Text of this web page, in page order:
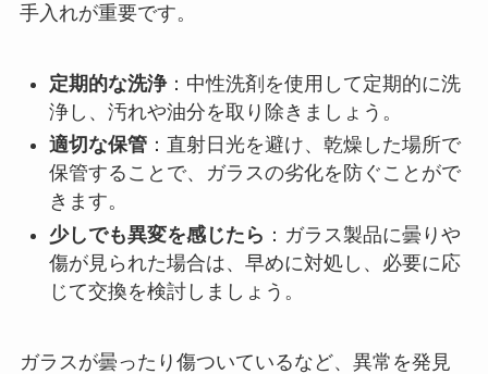
手入れが重要です。
定期的な洗浄：中性洗剤を使用して定期的に洗
浄し、汚れや油分を取り除きましょう。
適切な保管：直射日光を避け、乾燥した場所で
保管することで、ガラスの劣化を防ぐことがで
きます。
少しでも異変を感じたら ：ガラス製品に曇りや
傷が見られた場合は、早めに対処し、必要に応
じて交換を検討しましょう。
ガラスが曇ったり傷ついているなど、異常を発見